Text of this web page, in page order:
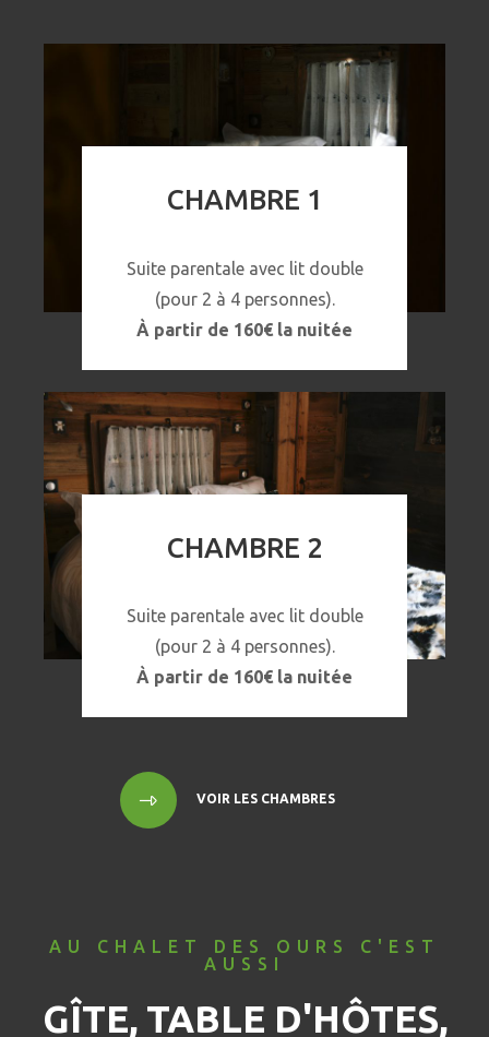
CHAMBRE 1
Suite parentale avec lit double
(pour 2 à 4 personnes).
À partir de 160€ la nuitée
Chambre #1
CHAMBRE 2
Suite parentale avec lit double
(pour 2 à 4 personnes).
À partir de 160€ la nuitée
VOIR LES CHAMBRES
AU CHALET DES OURS C'EST
AUSSI
GÎTE, TABLE D'HÔTES,